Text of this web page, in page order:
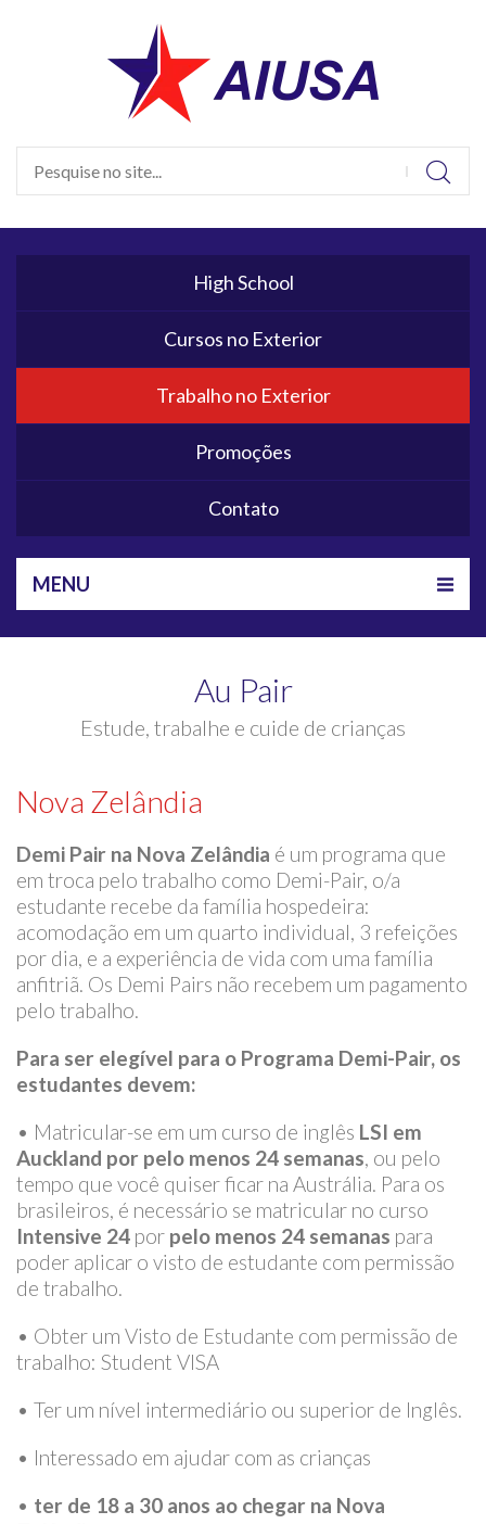
High School
Cursos no Exterior
Trabalho no Exterior
Promoções
Contato
MENU
Au Pair
Estude, trabalhe e cuide de crianças
Nova Zelândia
Demi Pair na Nova Zelândia é um programa que
em troca pelo trabalho como Demi-Pair, o/a
estudante recebe da família hospedeira:
acomodação em um quarto individual, 3 refeições
por dia, e a experiência de vida com uma família
anfitriã. Os Demi Pairs não recebem um pagamento
pelo trabalho.
Para ser elegível para o Programa Demi-Pair, os
estudantes devem:
• Matricular-se em um curso de inglês LSI em
Auckland por pelo menos 24 semanas, ou pelo
tempo que você quiser ficar na Austrália. Para os
brasileiros, é necessário se matricular no curso
Intensive 24 por pelo menos 24 semanas para
poder aplicar o visto de estudante com permissão
de trabalho.
• Obter um Visto de Estudante com permissão de
trabalho: Student VISA
• Ter um nível intermediário ou superior de Inglês.
• Interessado em ajudar com as crianças
• ter de 18 a 30 anos ao chegar na Nova